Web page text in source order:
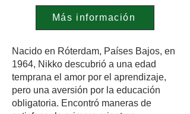
Más información
Nacido en Róterdam, Países Bajos, en
1964, Nikko descubrió a una edad
temprana el amor por el aprendizaje,
pero una aversión por la educación
obligatoria. Encontró maneras de